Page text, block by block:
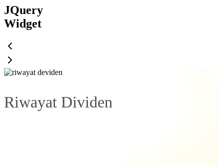
JQuery
Widget
Riwayat Dividen